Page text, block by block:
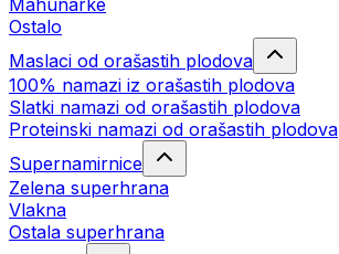
Mahunarke
Ostalo
Maslaci od orašastih plodova
100% namazi iz orašastih plodova
Slatki namazi od orašastih plodova
Proteinski namazi od orašastih plodova
Supernamirnice
Zelena superhrana
Vlakna
Ostala superhrana